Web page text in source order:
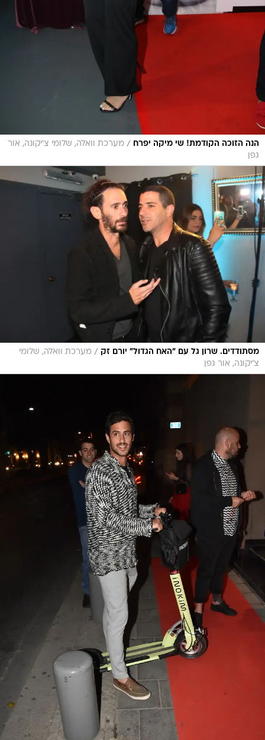
הנה הזוכה הקודמת! שי מיקה יפרח / מערכת וואלה, שלומי צ'יקונה, אור
גפן
מסתודדים. שרון גל עם "האח הגדול" יורם זק / מערכת וואלה, שלומי
צ'יקונה, אור גפן